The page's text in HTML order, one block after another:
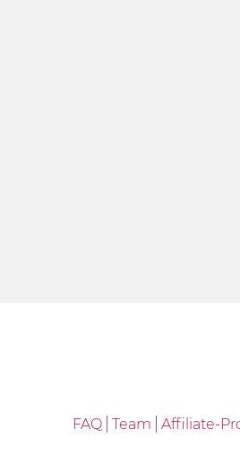
FAQ Team Affiliate-